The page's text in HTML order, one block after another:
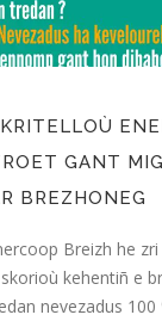
GANT
BREZHONEG
Breizh he
kehentiñ e
nevezadus 100